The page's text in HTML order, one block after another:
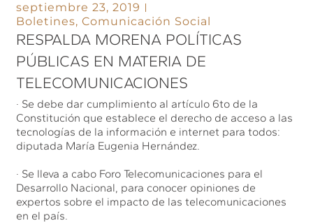
septiembre 23, 2019
Boletines,Comunicación Social
RESPALDA MORENA POLÍTICAS
PÚBLICAS EN MATERIA DE
TELECOMUNICACIONES
· Se debe dar cumplimiento al artículo 6to de la
Constitución que establece el derecho de acceso a las
tecnologías de la información e internet para todos:
diputada María Eugenia Hernández.
· Se lleva a cabo Foro Telecomunicaciones para el
Desarrollo Nacional, para conocer opiniones de
expertos sobre el impacto de las telecomunicaciones
en el país.